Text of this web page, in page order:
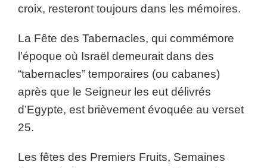
croix, resteront toujours dans les mémoires.
La Fête des Tabernacles, qui commémore
l’époque où Israël demeurait dans des
“tabernacles” temporaires (ou cabanes)
après que le Seigneur les eut délivrés
d’Egypte, est brièvement évoquée au verset
25.
Les fêtes des Premiers Fruits, Semaines